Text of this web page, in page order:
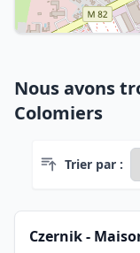
Nous avons
Colomiers
Trier par :
Czernik -